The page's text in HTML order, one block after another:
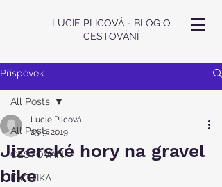
LUCIE PLICOVÁ - BLOG O
CESTOVÁNÍ
Příspěvek
All Posts
CESTOVÁNÍ
EXOTIKA
All Posts
Jizerské hory na gravel
bike
Lucie Plicová
23. 9. 2019